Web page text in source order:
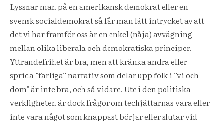
Lyssnar man på en amerikansk demokrat eller en
svensk socialdemokrat så får man lätt intrycket av att
det vi har framför oss är en enkel (nåja) avvägning
mellan olika liberala och demokratiska principer.
Yttrandefrihet är bra, men att kränka andra eller
sprida ”farliga” narrativ som delar upp folk i ”vi och
dom” är inte bra, och så vidare. Ute i den politiska
verkligheten är dock frågor om techjättarnas vara eller
inte vara något som knappast börjar eller slutar vid